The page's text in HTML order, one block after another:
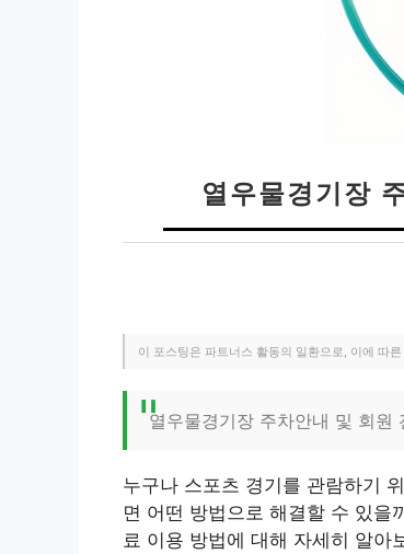
열우물경기장
이 포스팅은 파트너스 활동의 일환으로, 이에 따
열우물경기장 주차안내 및 회원
누구나 스포츠 경기를 관람하기
면 어떤 방법으로 해결할 수 있을
료 이용 방법에 대해 자세히 알아